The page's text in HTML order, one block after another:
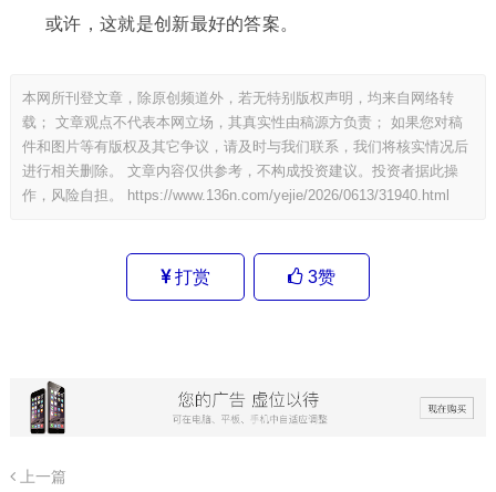
或许，这就是创新最好的答案。
本网所刊登文章，除原创频道外，若无特别版权声明，均来自网络转
载； 文章观点不代表本网立场，其真实性由稿源方负责； 如果您对稿
件和图片等有版权及其它争议，请及时与我们联系，我们将核实情况后
进行相关删除。 文章内容仅供参考，不构成投资建议。投资者据此操
作，风险自担。
https://www.136n.com/yejie/2026/0613/31940.html
打赏 3赞
上一篇